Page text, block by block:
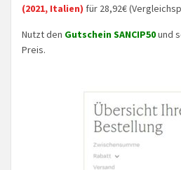
(2021, Italien) für 28,92€
Nutzt den Gutschein SANCIP50und
Preis.